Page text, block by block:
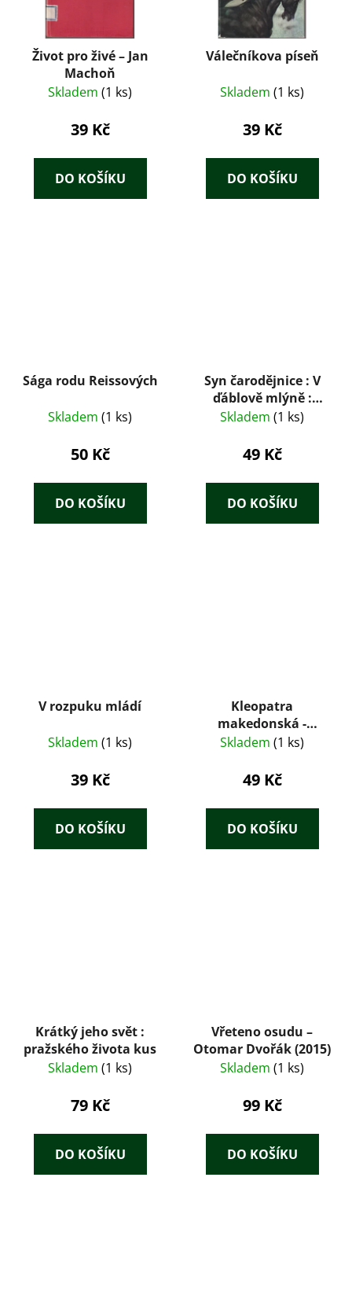
Život pro živé – Jan
Machoň
Skladem (1 ks)
39 Kč
DO KOŠÍKU
Válečníkova píseň
Skladem (1 ks)
39 Kč
DO KOŠÍKU
Sága rodu Reissových
Skladem (1 ks)
50 Kč
DO KOŠÍKU
Syn čarodějnice : V
ďáblově mlýně :
román o Janu
Skladem (1 ks)
49 Kč
DO KOŠÍKU
V rozpuku mládí
Skladem (1 ks)
39 Kč
DO KOŠÍKU
Kleopatra
makedonská -
Pilátova milenka
Skladem (1 ks)
49 Kč
DO KOŠÍKU
Krátký jeho svět :
pražského života kus
Skladem (1 ks)
79 Kč
DO KOŠÍKU
Vřeteno osudu –
Otomar Dvořák (2015)
Skladem (1 ks)
99 Kč
DO KOŠÍKU